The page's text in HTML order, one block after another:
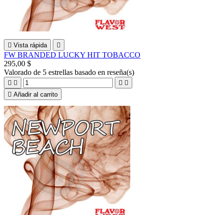
 Vista rápida 
FW BRANDED LUCKY HIT TOBACCO
295,00 $
Valorado de 5 estrellas basado en reseña(s)
   
 Añadir al carrito